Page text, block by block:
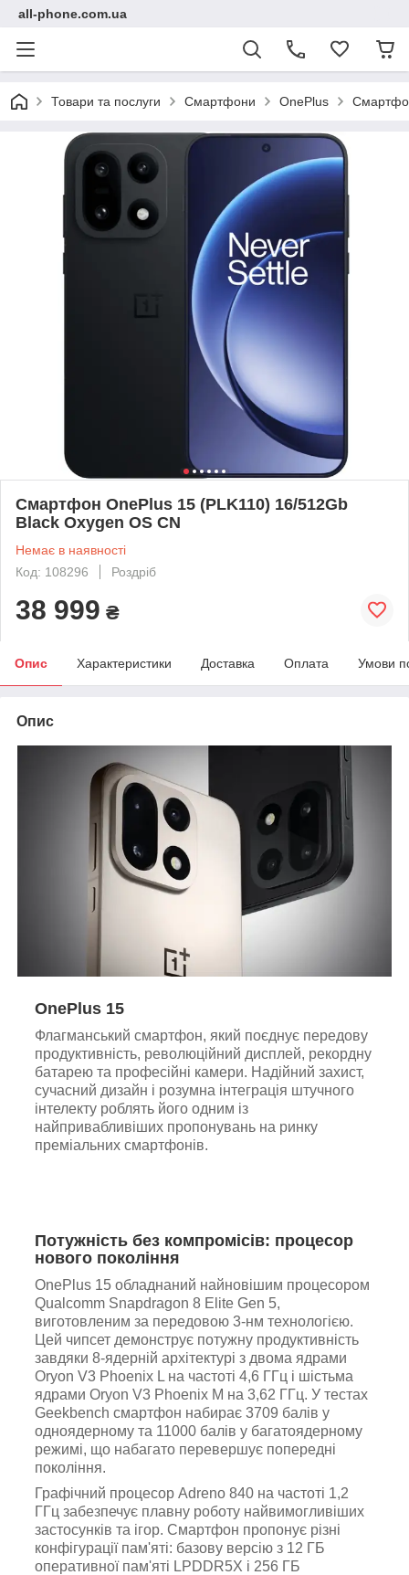
all-phone.com.ua
Товари та послуги Смартфони OnePlus
Смартфон OnePlus 15 (PLK110) 16/512Gb
Black Oxygen OS CN
Немає в наявності
Код: 108296
Роздріб
38 999 ₴
Опис Характеристики Доставка Оплата Умови
Опис
OnePlus 15
Флагманський смартфон, який поєднує передову
продуктивність, революційний дисплей, рекордну
батарею та професійні камери. Надійний захист,
сучасний дизайн і розумна інтеграція штучного
інтелекту роблять його одним із
найпривабливіших пропонувань на ринку
преміальних смартфонів.
Потужність без компромісів: процесор
нового покоління
OnePlus 15 обладнаний найновішим процесором
Qualcomm Snapdragon 8 Elite Gen 5,
виготовленим за передовою 3-нм технологією.
Цей чипсет демонструє потужну продуктивність
завдяки 8-ядерній архітектурі з двома ядрами
Oryon V3 Phoenix L на частоті 4,6 ГГц і шістьма
ядрами Oryon V3 Phoenix M на 3,62 ГГц. У тестах
Geekbench смартфон набирає 3709 балів у
одноядерному та 11000 балів у багатоядерному
режимі, що набагато перевершує попередні
покоління.
Графічний процесор Adreno 840 на частоті 1,2
ГГц забезпечує плавну роботу найвимогливіших
застосунків та ігор. Смартфон пропонує різні
конфігурації пам'яті: базову версію з 12 ГБ
оперативної пам'яті LPDDR5X і 256 ГБ